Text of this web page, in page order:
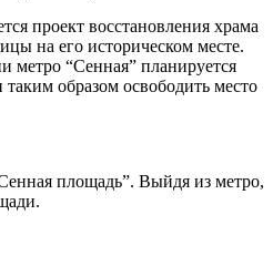
проект восстановления храма
на его историческом месте.
метро “Сенная” планируется
образом освободить место
площадь”. Выйдя из метро,